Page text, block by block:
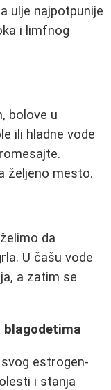
ulje najpotpunije
i limfnog
bolove u
ili hladne vode
željeno mesto.
da
U čašu vode
a zatim se
blagodetima
estrogen-
i stanja